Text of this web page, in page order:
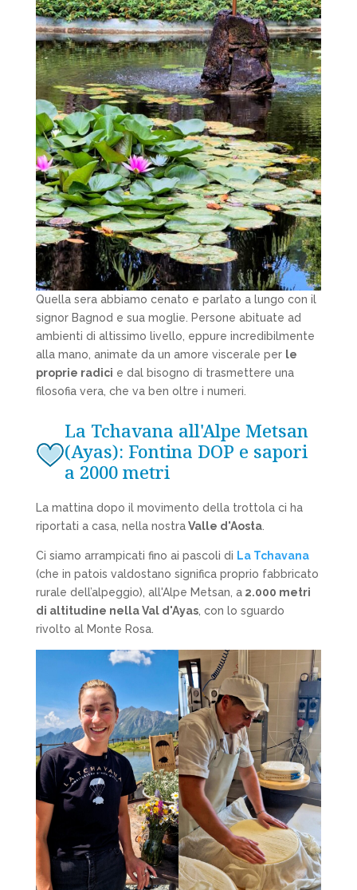
Quella sera abbiamo cenato e parlato a lungo con il
signor Bagnod e sua moglie. Persone abituate ad
ambienti di altissimo livello, eppure incredibilmente
alla mano, animate da un amore viscerale per le
proprie radici e dal bisogno di trasmettere una
filosofia vera, che va ben oltre i numeri.
La Tchavana all'Alpe Metsan
(Ayas): Fontina DOP e sapori
a 2000 metri
La mattina dopo il movimento della trottola ci ha
riportati a casa, nella nostraValle d'Aosta.
Ci siamo arrampicati fino ai pascoli di La Tchavana
(che in patois valdostano significa proprio fabbricato
rurale dell’alpeggio), all'Alpe Metsan, a2.000 metri
di altitudine nella Val d'Ayas, con lo sguardo
rivolto al Monte Rosa.